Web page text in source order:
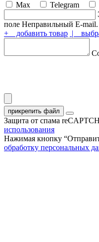
Max
Telegram
поле Неправильный E-mail.
+ добавить товар |
прикрепить файл
Защита от спама
использования
Нажимая кнопку
обработку персональных